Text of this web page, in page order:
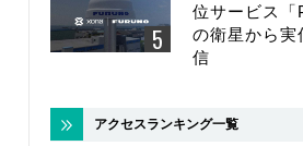
位サービス「
の衛星から実
信
アクセスランキング一覧